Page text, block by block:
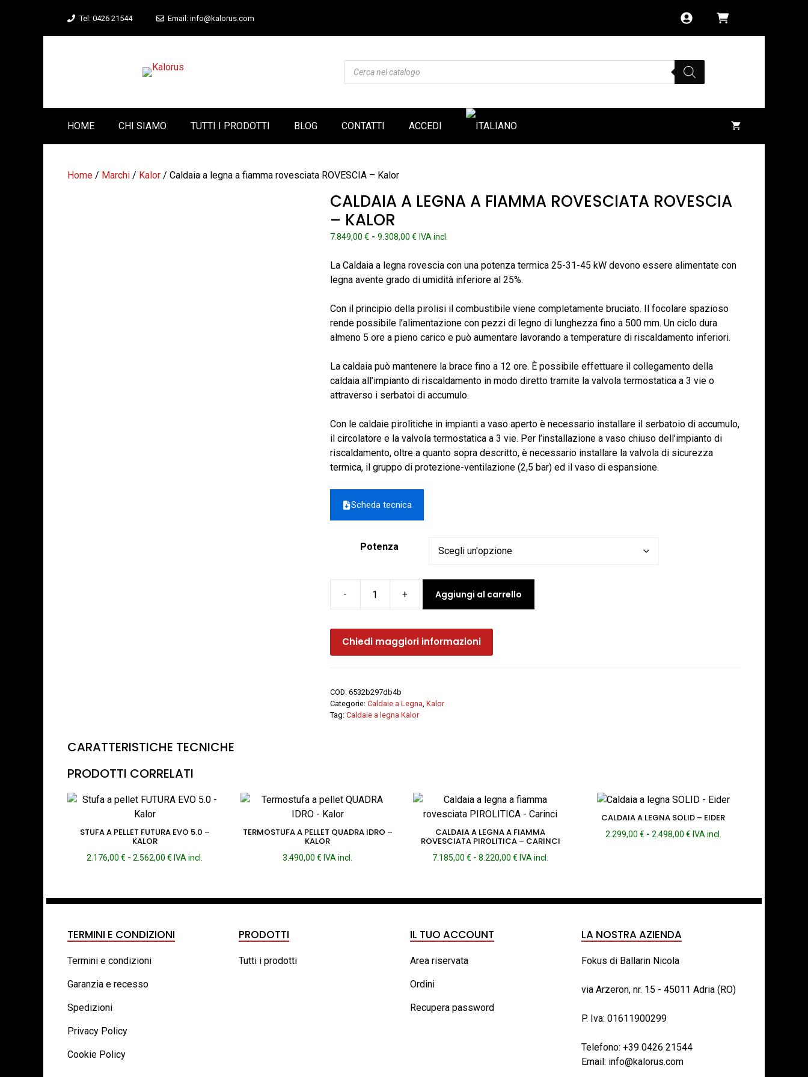
Tel: 0426 21544 Email: info@kalorus.com
Products
search
HOME CHI SIAMO TUTTI I PRODOTTI BLOG CONTATTI ACCEDI
Home / Marchi / Kalor / Caldaia a legna a fiamma rovesciata ROVESCIA – Kalor
CALDAIA A LEGNA A FIAMMA ROVESCIATA ROVESCIA
– KALOR
7.849,00 € - 9.308,00 €Fascia
prezzo:
da
a
9.308,00 €
IVA incl.
La Caldaia a legna rovescia con una potenza termica 25-31-45 kW devono essere alimentate con
legna avente grado di umidità inferiore al 25%.
Con il principio della pirolisi il combustibile viene completamente bruciato. Il focolare spazioso
rende possibile l’alimentazione con pezzi di legno di lunghezza fino a 500 mm. Un ciclo dura
almeno 5 ore a pieno carico e può aumentare lavorando a temperature di riscaldamento inferiori.
La caldaia può mantenere la brace fino a 12 ore. È possibile effettuare il collegamento della
caldaia all’impianto di riscaldamento in modo diretto tramite la valvola termostatica a 3 vie o
attraverso i serbatoi di accumulo.
Con le caldaie pirolitiche in impianti a vaso aperto è necessario installare il serbatoio di accumulo,
il circolatore e la valvola termostatica a 3 vie. Per l’installazione a vaso chiuso dell’impianto di
riscaldamento, oltre a quanto sopra descritto, è necessario installare la valvola di sicurezza
termica, il gruppo di protezione-ventilazione (2,5 bar) ed il vaso di espansione.
Scheda tecnica
Potenza
legna
fiamma
ROVESCIA
-
Kalor
Aggiungi al carrello
Chiedi maggiori informazioni
COD: 6532b297db4b
Categorie: Caldaie a Legna, Kalor
Tag: Caldaie a legna Kalor
CARATTERISTICHE TECNICHE
PRODOTTI CORRELATI
STUFA A PELLET FUTURA EVO 5.0 –
KALOR
2.176,00€ - 2.562,00€ Fascia
2.176,00 €
2.562,00 €
IVA incl.
TERMOSTUFA A PELLET QUADRA IDRO –
KALOR
3.490,00€ IVA incl.
CALDAIA A LEGNA A FIAMMA
ROVESCIATA PIROLITICA – CARINCI
7.185,00€ - 8.220,00€ Fascia
7.185,00 €
IVA incl.
CALDAIA A LEGNA SOLID – EIDER
2.299,00 € - 2.498,00 €Fascia
2.498,00 €
IVA incl.
TERMINI E CONDIZIONI
Termini e condizioni
Garanzia e recesso
Spedizioni
Privacy Policy
Cookie Policy
PRODOTTI
Tutti i prodotti
IL TUO ACCOUNT
Area riservata
Ordini
Recupera password
LA NOSTRA AZIENDA
Fokus di Ballarin Nicola
via Arzeron, nr. 15 - 45011 Adria (RO)
P. Iva: 01611900299
Telefono: +39 0426 21544
Email: info@kalorus.com